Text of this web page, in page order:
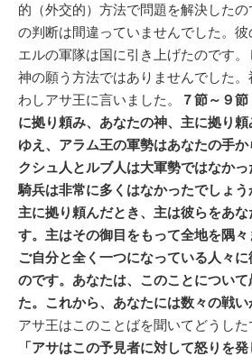
的（外交的）方法で問題を解決した
の判断は間違っていませんでした。
エルの軍隊は国に引き上げたのです。
神の願う方法ではありませんでした
わしアサ王に言いました。
７節～９
に拠り頼み、あなたの神、主に拠り
ゆえ、アラム王の軍勢はあなたの手
クシュ人とルブ人は大軍勢ではなか
騎兵は非常に多くはなかったでしょ
主に拠り頼んだとき、主は彼らをあ
す。主はその御目をもって全地を隅
ご自分と全く一つになっている人々
のです。あなたは、このことについ
た。これから、あなたには数々の戦い
アサ王はこのことばを聞いてどうした
「アサはこの予見者に対して怒りを